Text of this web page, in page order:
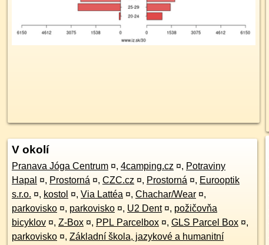
V okolí
Pranava Jóga Centrum ¤, 4camping.cz ¤, Potraviny
Hapal ¤, Prostorná ¤, CZC.cz ¤, Prostorná ¤, Eurooptik
s.r.o. ¤, kostol ¤, Via Lattéa ¤, Chachar/Wear ¤,
parkovisko ¤, parkovisko ¤, U2 Dent ¤, požičovňa
bicyklov ¤, Z-Box ¤, PPL Parcelbox ¤, GLS Parcel Box ¤,
parkovisko ¤, Základní škola, jazykové a humanitní